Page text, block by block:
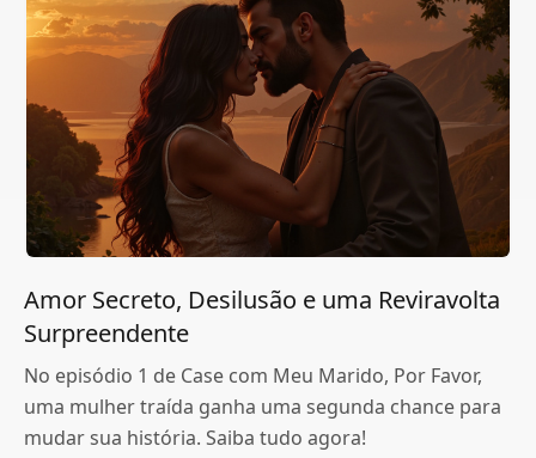
Amor Secreto, Desilusão e uma Reviravolta
Surpreendente
No episódio 1 de Case com Meu Marido, Por Favor,
uma mulher traída ganha uma segunda chance para
mudar sua história. Saiba tudo agora!